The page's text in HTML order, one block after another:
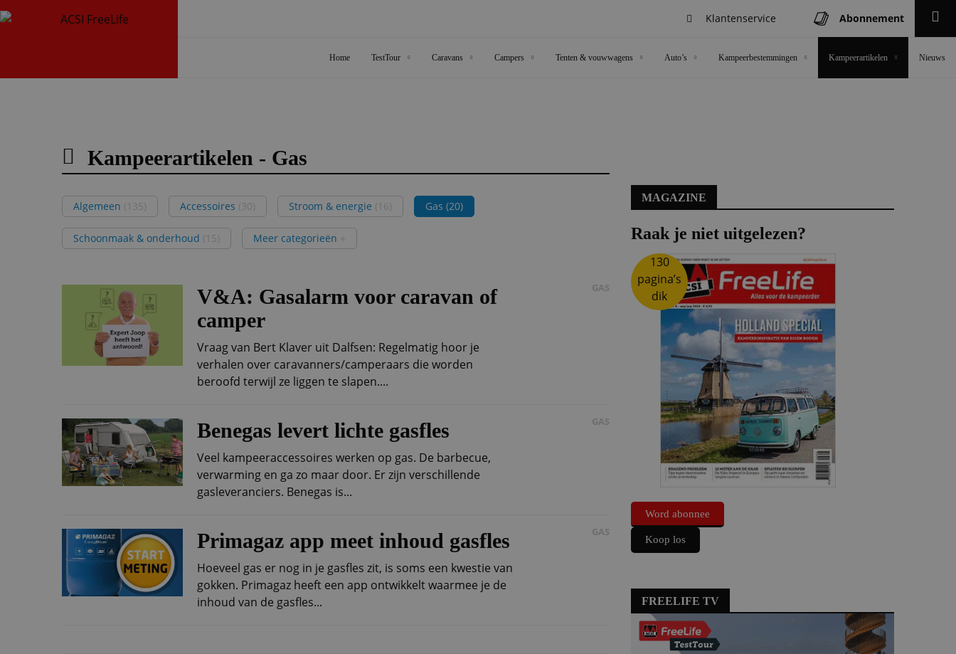
Klantenservice Abonnement
Home TestTour Caravans Campers Tenten & vouwwagens Auto’s Kampeerbestemmingen Kampeerartikelen Nieuws
Kampeerartikelen - Gas
Algemeen (135) Accessoires (30) Stroom & energie (16) Gas (20)
Schoonmaak & onderhoud (15) Meer categorieën +
V&A: Gasalarm voor caravan of
camper
Vraag van Bert Klaver uit Dalfsen: Regelmatig hoor je
verhalen over caravanners/camperaars die worden
beroofd terwijl ze liggen te slapen....
GAS
Benegas levert lichte gasfles
Veel kampeeraccessoires werken op gas. De barbecue,
verwarming en ga zo maar door. Er zijn verschillende
gasleveranciers. Benegas is...
GAS
Primagaz app meet inhoud gasfles
Hoeveel gas er nog in je gasfles zit, is soms een kwestie van
gokken. Primagaz heeft een app ontwikkelt waarmee je de
inhoud van de gasfles...
GAS
MAGAZINE
Raak je niet uitgelezen?
130
pagina’s
dik
Word abonnee
Koop los
FREELIFE TV